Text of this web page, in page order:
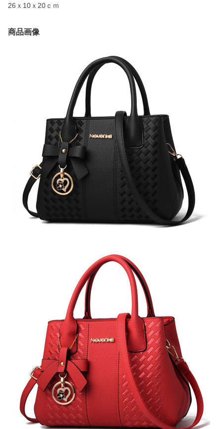
26ｘ10ｘ20ｃｍ
商品画像